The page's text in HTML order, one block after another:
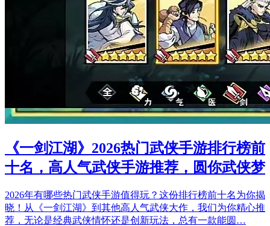
《一剑江湖》2026热门武侠手游排行榜前
十名，高人气武侠手游推荐，圆你武侠梦
2026年有哪些热门武侠手游值得玩？这份排行榜前十名为你揭
晓！从《一剑江湖》到其他高人气武侠大作，我们为你精心推
荐，无论是经典武侠情怀还是创新玩法，总有一款能圆…